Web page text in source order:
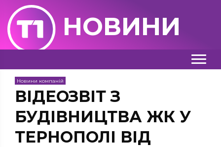
НОВИНИ
Новини компаній
ВІДЕОЗВІТ З
БУДІВНИЦТВА ЖК У
ТЕРНОПОЛІ ВІД